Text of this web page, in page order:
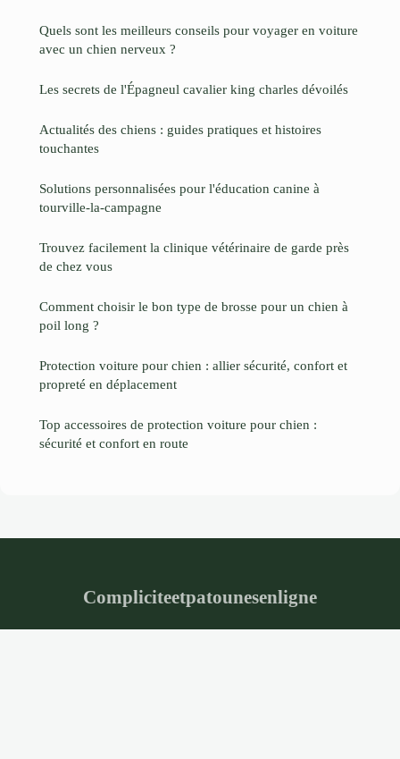
Quels sont les meilleurs conseils pour voyager en voiture
avec un chien nerveux ?
Les secrets de l'Épagneul cavalier king charles dévoilés
Actualités des chiens : guides pratiques et histoires
touchantes
Solutions personnalisées pour l'éducation canine à
tourville-la-campagne
Trouvez facilement la clinique vétérinaire de garde près
de chez vous
Comment choisir le bon type de brosse pour un chien à
poil long ?
Protection voiture pour chien : allier sécurité, confort et
propreté en déplacement
Top accessoires de protection voiture pour chien :
sécurité et confort en route
Compliciteetpatounesenligne